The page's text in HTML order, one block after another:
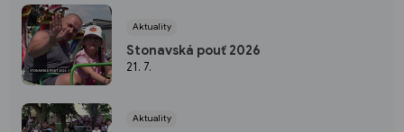
Aktuality
Stonavská pouť 2026
21. 7.
Aktuality